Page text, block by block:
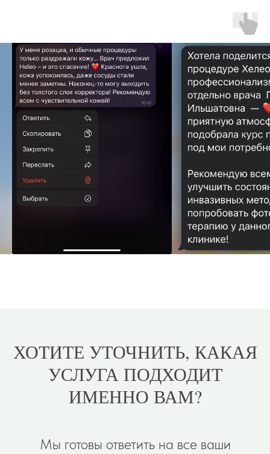
ХОТИТЕ УТОЧНИТЬ, КАКАЯ
УСЛУГА ПОДХОДИТ
ИМЕННО ВАМ?
Мы готовы ответить на все ваши